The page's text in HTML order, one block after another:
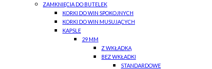
ZAMKNIĘCIA DO BUTELEK
KORKI DO WIN SPOKOJNYCH
KORKI DO WIN MUSUJĄCYCH
KAPSLE
29 MM
Z WKŁADKĄ
BEZ WKŁADKI
STANDARDOWE